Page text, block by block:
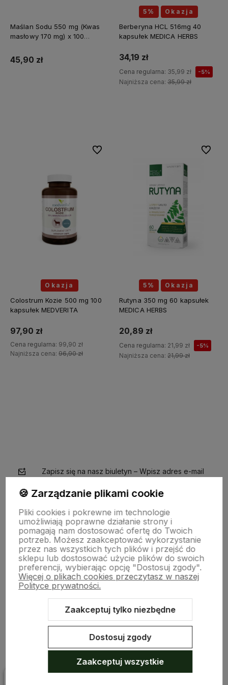
Maślan Sodu 550 mg (Kwas
masłowy 170 mg) x 100
45,90 zł
5% Okazja
Berberyna HCL 516mg 40
kapsułek MEDICA HERBS
34,19 zł
Cena regularna: 35,99 zł -5%
Najniższa cena: 35,99 zł
Okazja
Colostrum Kozie 500 mg 100
kapsułek MEDVERITA
97,90 zł
Cena regularna: 99,90 zł
Najniższa cena: 96,90 zł
Do ulubionych
5% Okazja
Rutyna 350 mg 60 kapsułek
MEDICA HERBS
20,89 zł
Cena regularna: 21,99 zł -5%
Najniższa cena: 21,99 zł
Do
Zapisz się na nasz biuletyn – Wpisz adres e-mail
polityce prywatności
Pomoc
Moje konto
Płatności i dostawa
🍪 Zarządzanie plikami cookie
Pliki cookies i pokrewne im technologie
umożliwiają poprawne działanie strony i
pomagają nam dostosować ofertę do Twoich
potrzeb. Możesz zaakceptować wykorzystanie
przez nas wszystkich tych plików i przejść do
sklepu lub dostosować użycie plików do swoich
preferencji, wybierając opcję "Dostosuj zgody".
Więcej o plikach cookies przeczytasz w naszej
Polityce prywatności.
Zaakceptuj tylko niezbędne
Dostosuj zgody
Zaakceptuj wszystkie